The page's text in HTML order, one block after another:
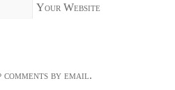
Your Website
by email.